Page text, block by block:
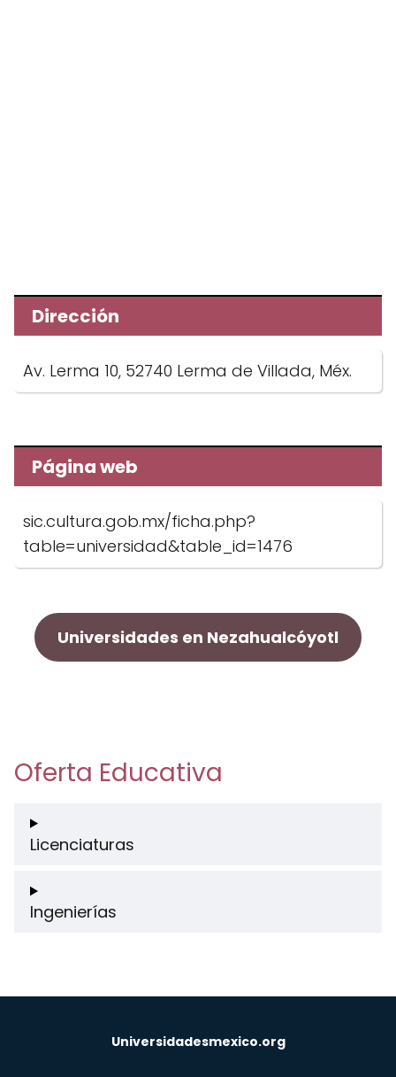
Dirección
Av. Lerma 10, 52740 Lerma de Villada, Méx.
Página web
sic.cultura.gob.mx/ficha.php?
table=universidad&table_id=1476
Universidades en Nezahualcóyotl
Oferta Educativa
Licenciaturas
Ingenierías
Universidadesmexico.org